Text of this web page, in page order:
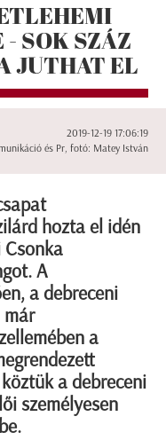
- SOK SZÁZ
JUTHAT EL
2019-12-19 17:06:19
és Pr, fotó: Matey István
hozta el idén
Csonka
A
a debreceni
a
a debreceni
személyesen